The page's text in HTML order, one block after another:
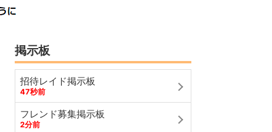
掲示板
招待レイド掲示板
47秒前
フレンド募集掲示板
2分前